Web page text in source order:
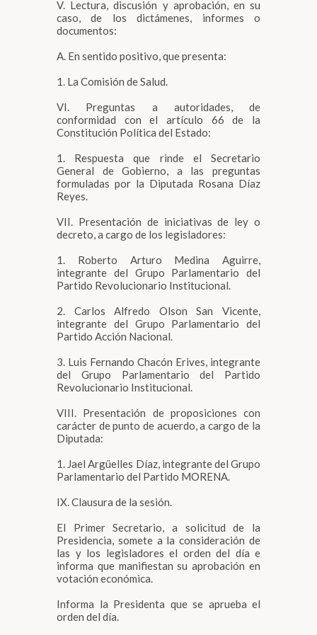
V. Lectura, discusión y aprobación, en su
caso, de los dictámenes, informes o
documentos:
A. En sentido positivo, que presenta:
1. La Comisión de Salud.
VI. Preguntas a autoridades, de
conformidad con el artículo 66 de la
Constitución Política del Estado:
1. Respuesta que rinde el Secretario
General de Gobierno, a las preguntas
formuladas por la Diputada Rosana Díaz
Reyes.
VII. Presentación de iniciativas de ley o
decreto, a cargo de los legisladores:
1. Roberto Arturo Medina Aguirre,
integrante del Grupo Parlamentario del
Partido Revolucionario Institucional.
2. Carlos Alfredo Olson San Vicente,
integrante del Grupo Parlamentario del
Partido Acción Nacional.
3. Luis Fernando Chacón Erives, integrante
del Grupo Parlamentario del Partido
Revolucionario Institucional.
VIII. Presentación de proposiciones con
carácter de punto de acuerdo, a cargo de la
Diputada:
1. Jael Argüelles Díaz, integrante del Grupo
Parlamentario del Partido MORENA.
IX. Clausura de la sesión.
El Primer Secretario, a solicitud de la
Presidencia, somete a la consideración de
las y los legisladores el orden del día e
informa que manifiestan su aprobación en
votación económica.
Informa la Presidenta que se aprueba el
orden del día.